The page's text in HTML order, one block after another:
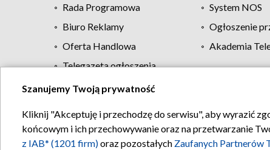
Rada Programowa
System NOS
Biuro Reklamy
Ogłoszenie
Oferta Handlowa
Akademia
Telegazeta ogłoszenia
Regulamin TVP
Szanujemy Twoją prywatność
Kliknij "Akceptuję i przechodzę do serwisu", aby wyrazić
końcowym i ich przechowywanie oraz na przetwarzanie
z IAB* (1201 firm)oraz pozostałych Zaufanych Partnerów